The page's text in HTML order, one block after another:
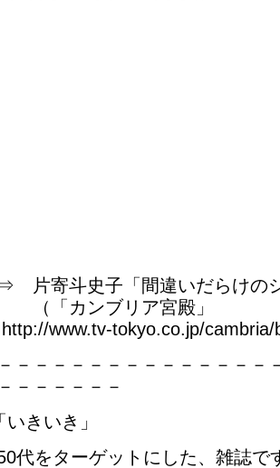
片寄斗史子「間違いだらけの
「カンブリア宮殿」
www.tv-tokyo.co.jp/cambria/
－－－－－－－－－－－－－－
－－－－－－
いきいき」
代をターゲットにした、雑誌で